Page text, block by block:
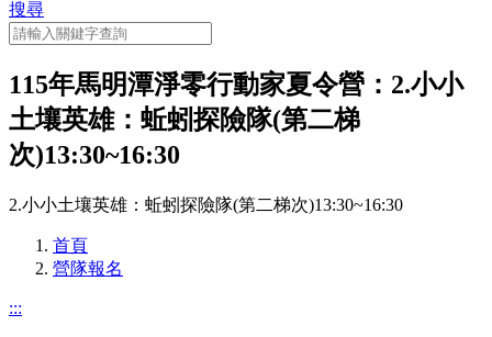
搜尋
115年馬明潭淨零行動家夏令營：2.小小
土壤英雄：蚯蚓探險隊(第二梯
次)13:30~16:30
2.小小土壤英雄：蚯蚓探險隊(第二梯次)13:30~16:30
首頁
營隊報名
:::